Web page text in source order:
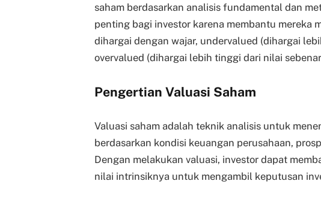
saham berdasarkan analisis fundamental dan
penting bagi investor karena membantu mereka
dihargai dengan wajar, undervalued (dihargai
overvalued (dihargai lebih tinggi dari nilai
Pengertian Valuasi Saham
Valuasi saham adalah teknik analisis untuk
berdasarkan kondisi keuangan perusahaan,
Dengan melakukan valuasi, investor dapat
nilai intrinsiknya untuk mengambil keputusan